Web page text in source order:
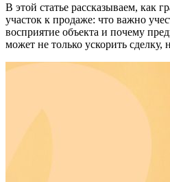
В этой статье рассказываем, как
участок к продаже: что важно
восприятие объекта и почему
может не только ускорить сделку,